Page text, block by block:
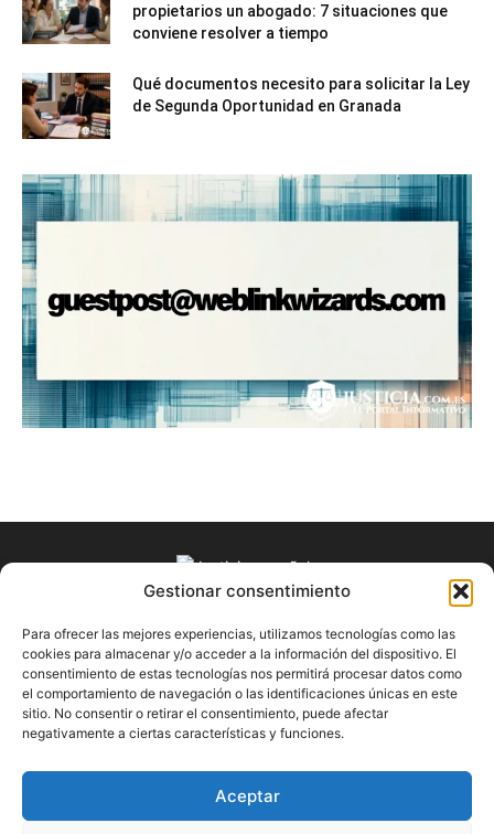
Gestionar consentimiento
Para ofrecer las mejores experiencias, utilizamos tecnologías como las
cookies para almacenar y/o acceder a la información del dispositivo. El
consentimiento de estas tecnologías nos permitirá procesar datos como
el comportamiento de navegación o las identificaciones únicas en este
sitio. No consentir o retirar el consentimiento, puede afectar
negativamente a ciertas características y funciones.
Aceptar
propietarios un abogado: 7 situaciones que
conviene resolver a tiempo
Qué documentos necesito para solicitar la Ley
de Segunda Oportunidad en Granada
SOBRE NOSOTROS
"Descubre en Justicia.com.es información relevante sobre la
justicia española. Obtén consejos jurídicos, conoce las leyes
y encuentra información útil sobre temas legales en este
blog dedicado a la justicia en España.